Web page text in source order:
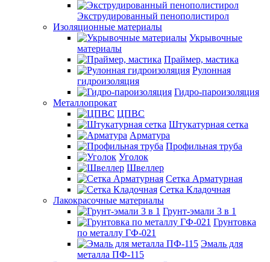
Экструдированный пенополистирол
Изоляционные материалы
Укрывочные
материалы
Праймер, мастика
Рулонная
гидроизоляция
Гидро-пароизоляция
Металлопрокат
ЦПВС
Штукатурная сетка
Арматура
Профильная труба
Уголок
Швеллер
Сетка Арматурная
Сетка Кладочная
Лакокрасочные материалы
Грунт-эмали 3 в 1
Грунтовка
по металлу ГФ-021
Эмаль для
металла ПФ-115